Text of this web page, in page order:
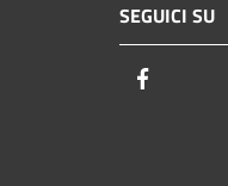
SEGUICI SU